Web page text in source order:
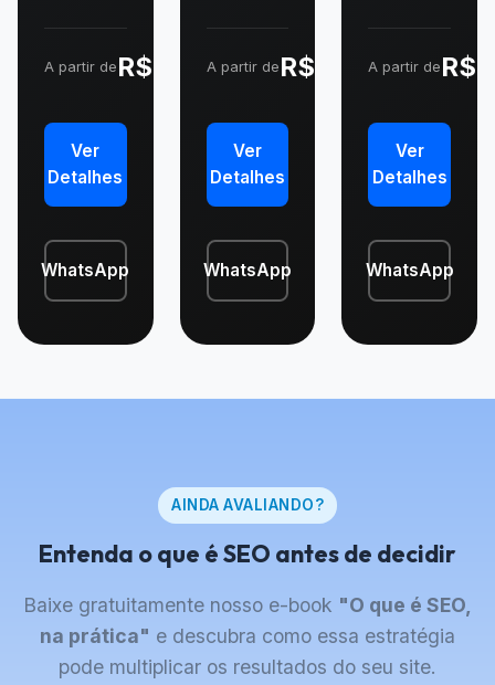
A partir de R$ 4.000 -25%
Ver
Detalhes
WhatsApp
A partir de R$ 11.000 -15%
Ver
Detalhes
WhatsApp
A partir de R$
Ver
Detalhes
WhatsApp
AINDA AVALIANDO?
Entenda o que é SEO antes de decidir
Baixe gratuitamente nosso e-book "O que é SEO,
na prática" e descubra como essa estratégia
pode multiplicar os resultados do seu site.